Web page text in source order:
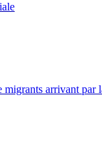
migrants arrivant par